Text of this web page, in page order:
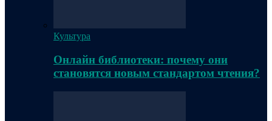
Культура
Онлайн библиотеки: почему они
становятся новым стандартом чтения?